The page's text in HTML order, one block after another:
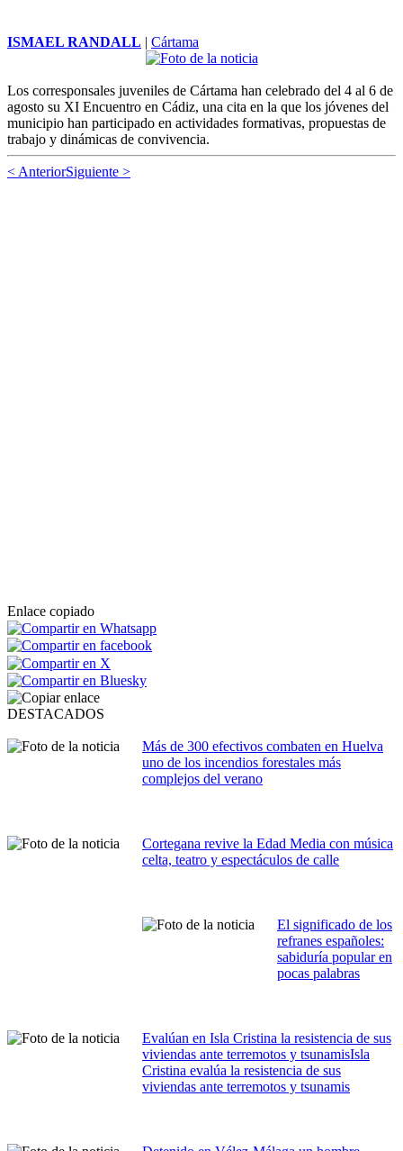
ISMAEL RANDALL | Cártama
Los corresponsales juveniles de Cártama han celebrado del 4 al 6 de
agosto su XI Encuentro en Cádiz, una cita en la que los jóvenes del
municipio han participado en actividades formativas, propuestas de
trabajo y dinámicas de convivencia.
< AnteriorSiguiente >
Enlace copiado
DESTACADOS
Más de 300 efectivos combaten en Huelva
uno de los incendios forestales más
complejos del verano
Cortegana revive la Edad Media con música
celta, teatro y espectáculos de calle
El significado de los
refranes españoles:
sabiduría popular en
pocas palabras
Evalúan en Isla Cristina la resistencia de sus
viviendas ante terremotos y tsunamisIsla
Cristina evalúa la resistencia de sus
viviendas ante terremotos y tsunamis